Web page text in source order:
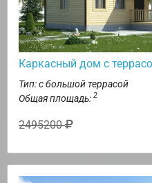
Каркасный дом с
Тип: с большой террасой
Общая площадь: 2
2495200